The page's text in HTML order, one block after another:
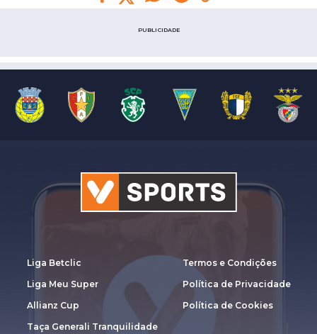
PUBLICIDADE
Liga Betclic
Liga Meu Super
Allianz Cup
Taça Generali Tranquilidade
Termos e Condições
Política de Privacidade
Política de Cookies